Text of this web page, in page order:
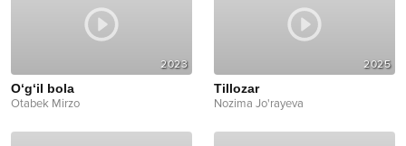
2023
O‘g‘il bola
Otabek Mirzo
2025
Tillozar
Nozima Jo'rayeva